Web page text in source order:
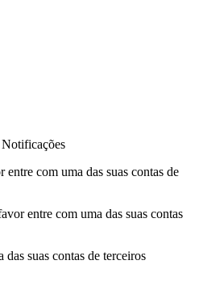
Notificações
com uma das suas contas de
entre com uma das suas contas
suas contas de terceiros